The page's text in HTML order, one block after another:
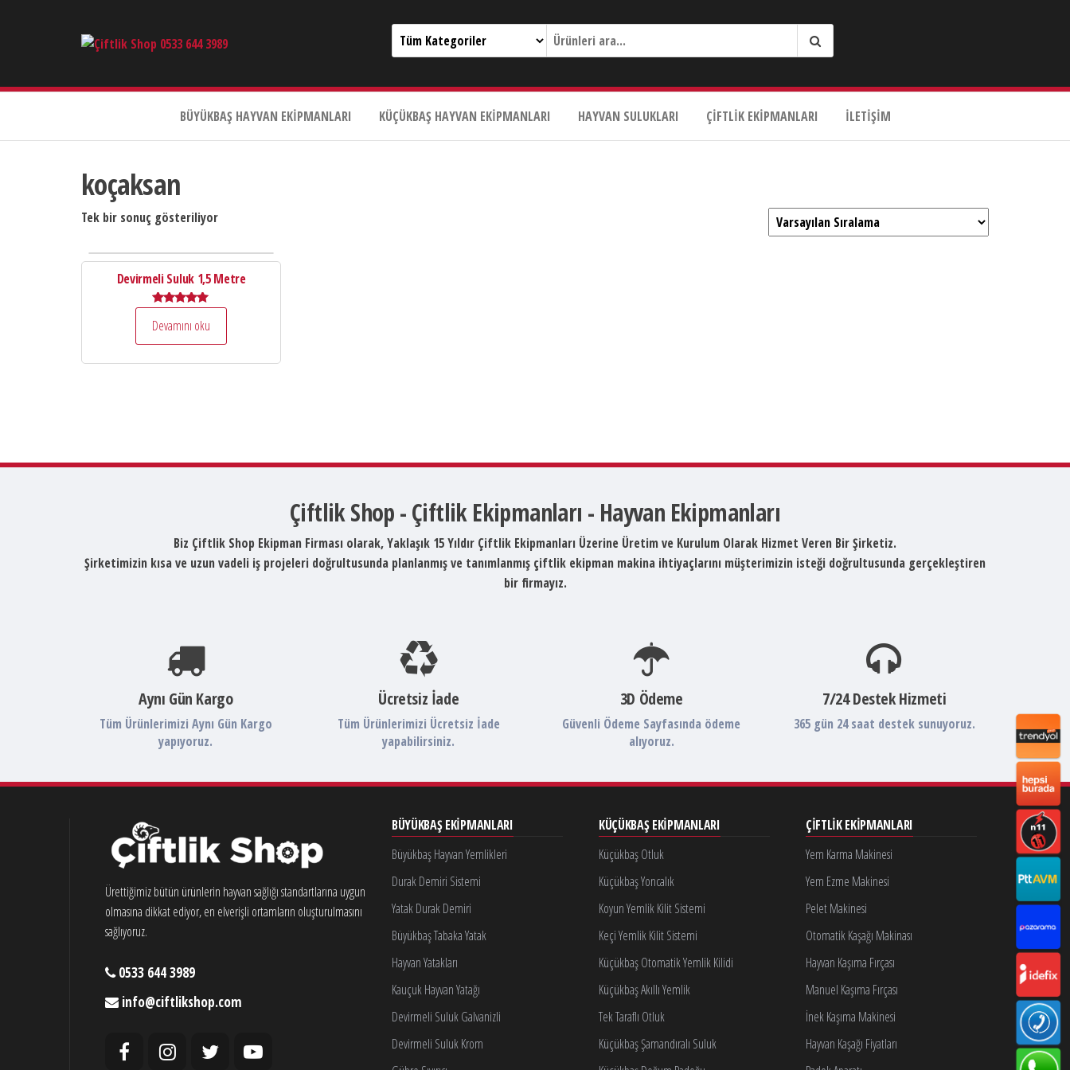
0533
644
3989
BÜYÜKBAŞ HAYVAN EKIPMANLARI KÜÇÜKBAŞ HAYVAN EKIPMANLARI HAYVAN SULUKLARI ÇIFTLIK EKIPMANLARI İLETIŞIM
koçaksan
Tek bir sonuç gösteriliyor
Devirmeli Suluk 1,5 Metre
5.00
oy aldı
Devamını oku
Çiftlik Shop - Çiftlik Ekipmanları - Hayvan Ekipmanları
Biz Çiftlik Shop Ekipman Firması olarak, Yaklaşık 15 Yıldır Çiftlik Ekipmanları Üzerine Üretim ve Kurulum Olarak Hizmet Veren Bir Şirketiz.
Şirketimizin kısa ve uzun vadeli iş projeleri doğrultusunda planlanmış ve tanımlanmış çiftlik ekipman makina ihtiyaçlarını müşterimizin isteği doğrultusunda gerçekleştiren
bir firmayız.
Aynı Gün Kargo
Tüm Ürünlerimizi Aynı Gün Kargo
yapıyoruz.
Ücretsiz İade
Tüm Ürünlerimizi Ücretsiz İade
yapabilirsiniz.
3D Ödeme
Güvenli Ödeme Sayfasında ödeme
alıyoruz.
7/24 Destek Hizmeti
365 gün 24 saat destek sunuyoruz.
Ürettiğimiz bütün ürünlerin hayvan sağlığı standartlarına uygun
olmasına dikkat ediyor, en elverişli ortamların oluşturulmasını
sağlıyoruz.
0533 644 3989
info@ciftlikshop.com
BÜYÜKBAŞ EKIPMANLARI
Büyükbaş Hayvan Yemlikleri
Durak Demiri Sistemi
Yatak Durak Demiri
Büyükbaş Tabaka Yatak
Hayvan Yatakları
Kauçuk Hayvan Yatağı
Devirmeli Suluk Galvanizli
Devirmeli Suluk Krom
KÜÇÜKBAŞ EKIPMANLARI
Küçükbaş Otluk
Küçükbaş Yoncalık
Koyun Yemlik Kilit Sistemi
Keçi Yemlik Kilit Sistemi
Küçükbaş Otomatik Yemlik Kilidi
Küçükbaş Akıllı Yemlik
Tek Taraflı Otluk
Küçükbaş Şamandıralı Suluk
ÇIFTLIK EKIPMANLARI
Yem Karma Makinesi
Yem Ezme Makinesi
Pelet Makinesi
Otomatik Kaşağı Makinası
Hayvan Kaşıma Fırçası
Manuel Kaşıma Fırçası
İnek Kaşıma Makinesi
Hayvan Kaşağı Fiyatları